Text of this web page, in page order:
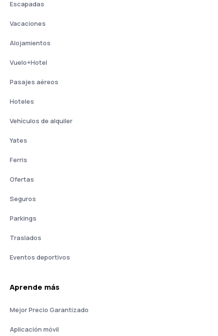
Escapadas
Vacaciones
Alojamientos
Vuelo+Hotel
Pasajes aéreos
Hoteles
Vehículos de alquiler
Yates
Ferris
Ofertas
Seguros
Parkings
Traslados
Eventos deportivos
Aprende más
Mejor Precio Garantizado
Aplicación móvil